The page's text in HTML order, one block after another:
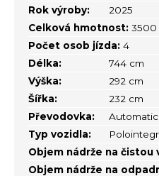
Rok výroby:
2025
Celková hmotnost: 3500
Počet osob jízda: 4
Délka:
744 cm
Výška:
292 cm
Šířka:
232 cm
Převodovka:
Typ vozidla:
Objem nádrže na čistou
Objem nádrže na